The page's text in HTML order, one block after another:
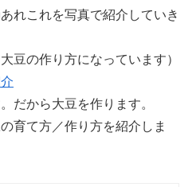
れこれを写真で紹介していき
豆の作り方になっています）
だから大豆を作ります。
育て方／作り方を紹介しま